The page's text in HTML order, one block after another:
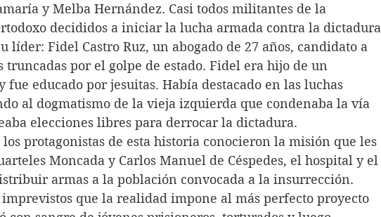
y Melba Hernández. Casi todos militantes de la
decididos a iniciar la lucha armada contra la dictadura
líder: Fidel Castro Ruz, un abogado de 27 años, candidato a
truncadas por el golpe de estado. Fidel era hijo de un
educado por jesuitas. Había destacado en las luchas
al dogmatismo de la vieja izquierda que condenaba la vía
elecciones libres para derrocar la dictadura.
protagonistas de esta historia conocieron la misión que les
Moncada y Carlos Manuel de Céspedes, el hospital y el
armas a la población convocada a la insurrección.
que la realidad impone al más perfecto proyecto